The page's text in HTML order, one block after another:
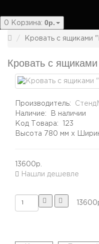
0 Корзина: 0р.
Кровать с ящиками
Кровать с
Производитель:
Наличие:
В наличии
Код Товара:
123
Высота 780 мм x
13600р.
Нашли дешевле